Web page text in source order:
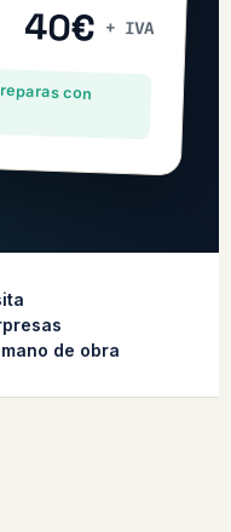
40€ + IVA
con
de obra